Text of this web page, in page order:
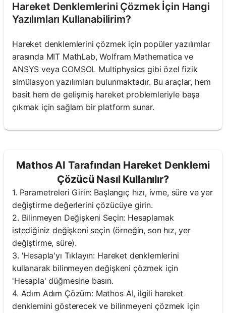
Hareket Denklemlerini Çözmek İçin Hangi
Yazılımları Kullanabilirim?
Hareket denklemlerini çözmek için popüler yazılımlar
arasında MIT MathLab, Wolfram Mathematica ve
ANSYS veya COMSOL Multiphysics gibi özel fizik
simülasyon yazılımları bulunmaktadır. Bu araçlar, hem
basit hem de gelişmiş hareket problemleriyle başa
çıkmak için sağlam bir platform sunar.
Mathos AI Tarafından Hareket Denklemi
Çözücü Nasıl Kullanılır?
1. Parametreleri Girin: Başlangıç ​​hızı, ivme, süre ve yer
değiştirme değerlerini çözücüye girin.
2. Bilinmeyen Değişkeni Seçin: Hesaplamak
istediğiniz değişkeni seçin (örneğin, son hız, yer
değiştirme, süre).
3. 'Hesapla'yı Tıklayın: Hareket denklemlerini
kullanarak bilinmeyen değişkeni çözmek için
'Hesapla' düğmesine basın.
4. Adım Adım Çözüm: Mathos AI, ilgili hareket
denklemini gösterecek ve bilinmeyeni çözmek için